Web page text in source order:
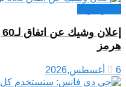
هرمز
6 أغسطس,2026